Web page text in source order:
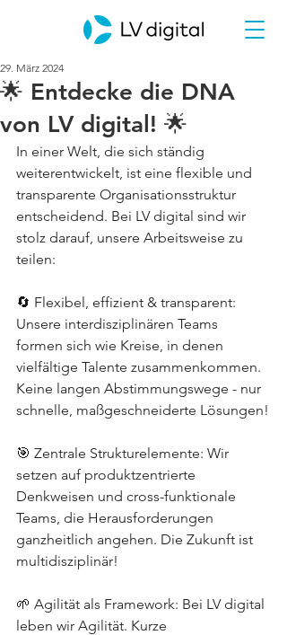
🌟 Entdecke die DNA
von LV digital! 🌟
29. März 2024
In einer Welt, die sich ständig
weiterentwickelt, ist eine flexible und
transparente Organisationsstruktur
entscheidend. Bei LV digital sind wir
stolz darauf, unsere Arbeitsweise zu
teilen:
🔄 Flexibel, effizient & transparent:
Unsere interdisziplinären Teams
formen sich wie Kreise, in denen
vielfältige Talente zusammenkommen.
Keine langen Abstimmungswege - nur
schnelle, maßgeschneiderte Lösungen!
🎯 Zentrale Strukturelemente: Wir
setzen auf produktzentrierte
Denkweisen und cross-funktionale
Teams, die Herausforderungen
ganzheitlich angehen. Die Zukunft ist
multidisziplinär!
🌱 Agilität als Framework: Bei LV digital
leben wir Agilität. Kurze